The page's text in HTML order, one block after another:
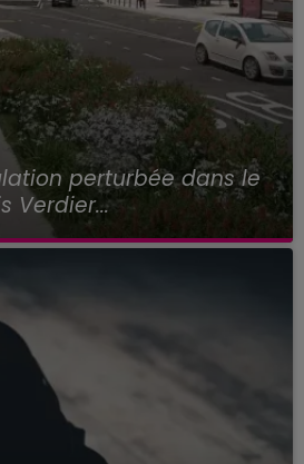
perturbée dans le
Verdier...